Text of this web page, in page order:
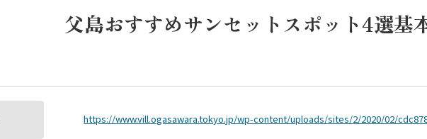
父島おすすめサンセットスポット4選基
https://www.vill.ogasawara.tokyo.jp/wp-content/uploads/sites/2/2020/02/